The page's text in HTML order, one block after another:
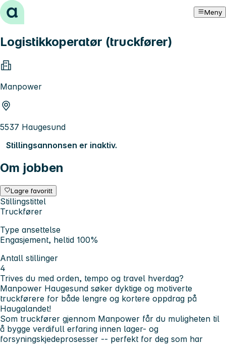
Hopp til innhold Meny
Logistikkoperatør (truckfører)
Manpower
5537 Haugesund
Stillingsannonsen er inaktiv.
Om jobben
Lagre favoritt
Stillingstittel
Truckfører
Type ansettelse
Engasjement, heltid 100%
Antall stillinger
4
Trives du med orden, tempo og travel hverdag?
Manpower Haugesund søker dyktige og motiverte
truckførere for både lengre og kortere oppdrag på
Haugalandet!
Som truckfører gjennom Manpower får du muligheten til
å bygge verdifull erfaring innen lager- og
forsyningskjedeprosesser -- perfekt for deg som har